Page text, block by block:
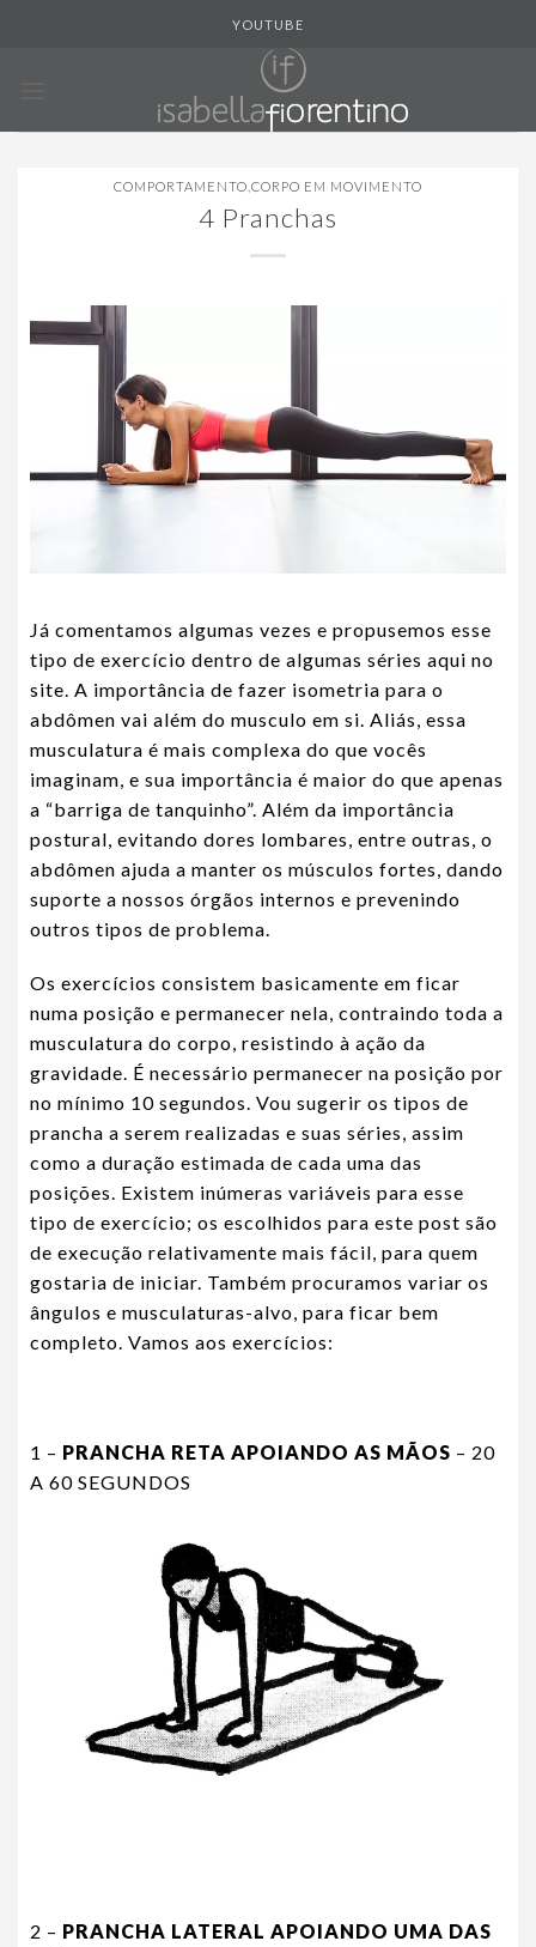
YOUTUBE
COMPORTAMENTO CORPO EM MOVIMENTO
4 Pranchas
Já comentamos algumas vezes e propusemos esse
tipo de exercício dentro de algumas séries aqui no
site. A importância de fazer isometria para o
abdômen vai além do musculo em si. Aliás, essa
musculatura é mais complexa do que vocês
imaginam, e sua importância é maior do que apenas
a “barriga de tanquinho”. Além da importância
postural, evitando dores lombares, entre outras, o
abdômen ajuda a manter os músculos fortes, dando
suporte a nossos órgãos internos e prevenindo
outros tipos de problema.
Os exercícios consistem basicamente em ficar
numa posição e permanecer nela, contraindo toda a
musculatura do corpo, resistindo à ação da
gravidade. É necessário permanecer na posição por
no mínimo 10 segundos. Vou sugerir os tipos de
prancha a serem realizadas e suas séries, assim
como a duração estimada de cada uma das
posições. Existem inúmeras variáveis para esse
tipo de exercício; os escolhidos para este post são
de execução relativamente mais fácil, para quem
gostaria de iniciar. Também procuramos variar os
ângulos e musculaturas-alvo, para ficar bem
completo. Vamos aos exercícios:
1 – PRANCHA RETA APOIANDO AS MÃOS – 20
A 60 SEGUNDOS
2 – PRANCHA LATERAL APOIANDO UMA DAS